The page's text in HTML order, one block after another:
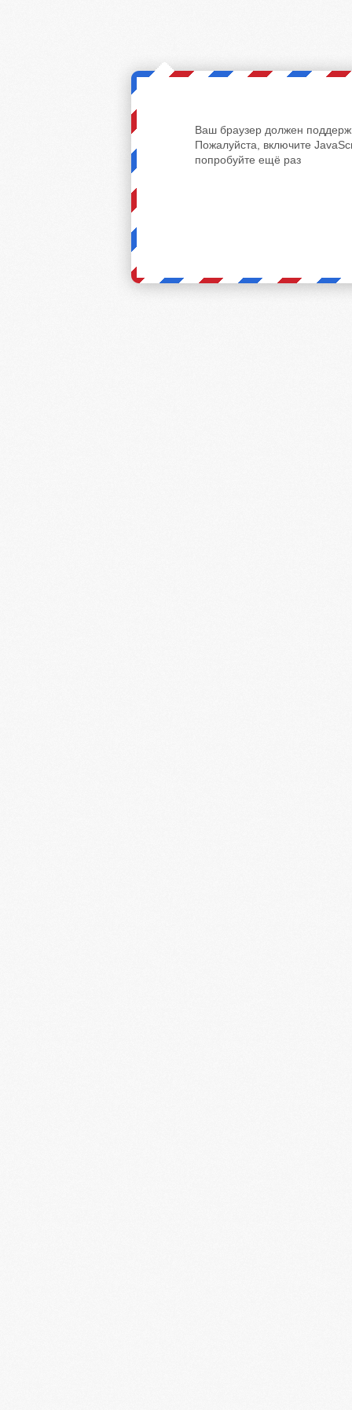
Ваш браузер должен
Пожалуйста, включите
попробуйте ещё раз